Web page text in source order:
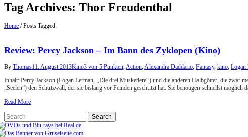
Tag Archives: Thor Freudenthal
Home /Posts Tagged:
Review: Percy Jackson – Im Bann des Zyklopen (Kino)
By Thomas11. August 2013Kino3 von 5 Punkten,Action,Alexandra Daddario, Fantasy, kino, Logan
Inhalt: Percy Jackson (Logan Lerman, „Die drei Musketiere“) und die anderen Halbgötter, die zwar
„Seelen“) den Schutzwall, der sie bislang vor Feinden geschützt hat. Sie benötigen schnellst
Read More